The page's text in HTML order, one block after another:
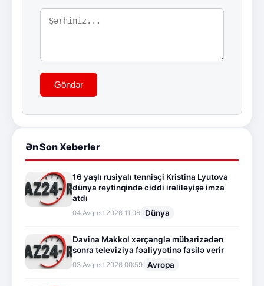
Göndər
Ən Son Xəbərlər
16 yaşlı rusiyalı tennisçi Kristina Lyutova
dünya reytinqində ciddi irəliləyişə imza
atdı
04.Avqust.2026 11:06 Dünya
Davina Makkol xərçənglə mübarizədən
sonra televiziya fəaliyyətinə fasilə verir
03.Avqust.2026 00:59 Avropa